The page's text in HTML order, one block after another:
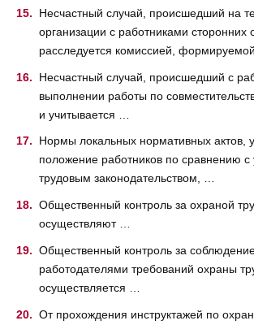
Несчастный случай, происшедший на
организации с работниками сторонних
расследуется комиссией,
Несчастный случай, происшедший с
выполнении работы по
и учитывается …
Нормы локальных нормативных
положение работников по сравнению с
трудовым законодательством, …
Общественный контроль за охраной
осуществляют …
Общественный контроль за
работодателями требований охраны
осуществляется …
От прохождения инструктажей по